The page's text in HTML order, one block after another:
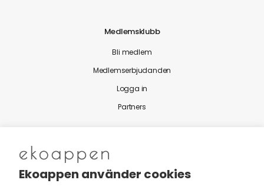
Medlemsklubb
Bli medlem
Medlemserbjudanden
Logga in
Partners
Nytt från Ekoappen
Ekoappen använder cookies